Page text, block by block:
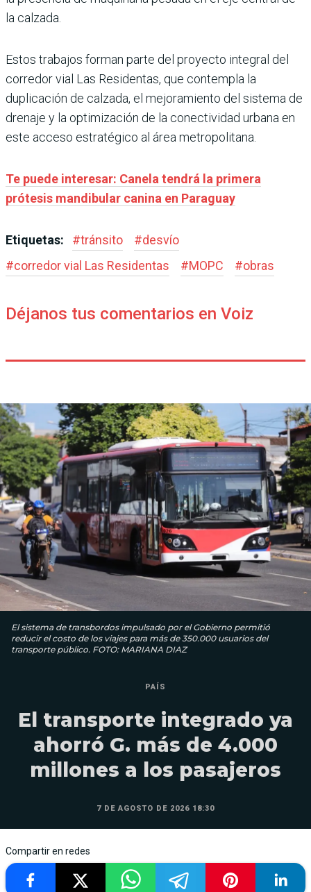
la calzada.
Estos trabajos forman parte del proyecto integral del
corredor vial Las Residentas, que contempla la
duplicación de calzada, el mejoramiento del sistema de
drenaje y la optimización de la conectividad urbana en
este acceso estratégico al área metropolitana.
Te puede interesar: Canela tendrá la primera
prótesis mandibular canina en Paraguay
Etiquetas: #tránsito #desvío
#corredor vial Las Residentas #MOPC #obras
Déjanos tus comentarios en Voiz
El sistema de transbordos impulsado por el Gobierno permitió
reducir el costo de los viajes para más de 350.000 usuarios del
transporte público. FOTO: MARIANA DIAZ
PAÍS
El transporte integrado ya
ahorró G. más de 4.000
millones a los pasajeros
7 DE AGOSTO DE 2026 18:30
Compartir en redes